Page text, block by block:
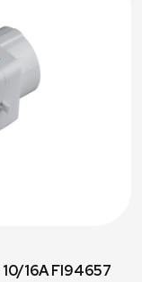
10/16A FI94657